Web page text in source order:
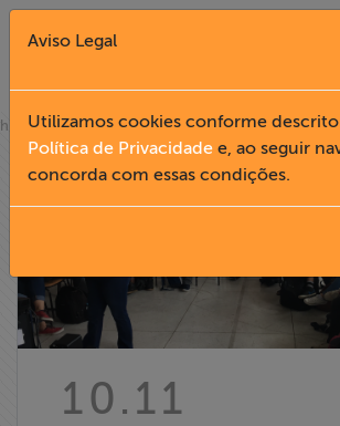
Fechar X
English
Institucional
home»notícias
10.11
Aviso Legal
Utilizamos cookies conforme descrito
Política de Privacidade e, ao seguir
concorda com essas condições.